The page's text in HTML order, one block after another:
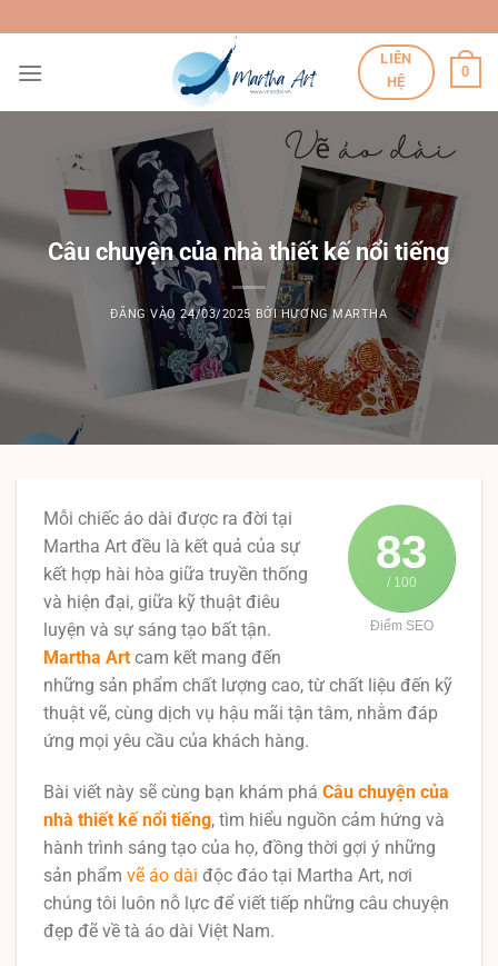
qua
nội
LIÊN
HỆ
0
Câu chuyện của nhà thiết kế nổi tiếng
ĐĂNG VÀO24/03/2025 BỞIHƯƠNG MARTHA
83
/ 100
Điểm SEO
Mỗi chiếc áo dài được ra đời tại
Martha Art đều là kết quả của sự
kết hợp hài hòa giữa truyền thống
và hiện đại, giữa kỹ thuật điêu
luyện và sự sáng tạo bất tận.
Martha Art cam kết mang đến
những sản phẩm chất lượng cao, từ chất liệu đến kỹ
thuật vẽ, cùng dịch vụ hậu mãi tận tâm, nhằm đáp
ứng mọi yêu cầu của khách hàng.
Bài viết này sẽ cùng bạn khám phá Câu chuyện của
nhà thiết kế nổi tiếng, tìm hiểu nguồn cảm hứng và
hành trình sáng tạo của họ, đồng thời gợi ý những
sản phẩm vẽ áo dài độc đáo tại Martha Art, nơi
chúng tôi luôn nỗ lực để viết tiếp những câu chuyện
đẹp đẽ về tà áo dài Việt Nam.